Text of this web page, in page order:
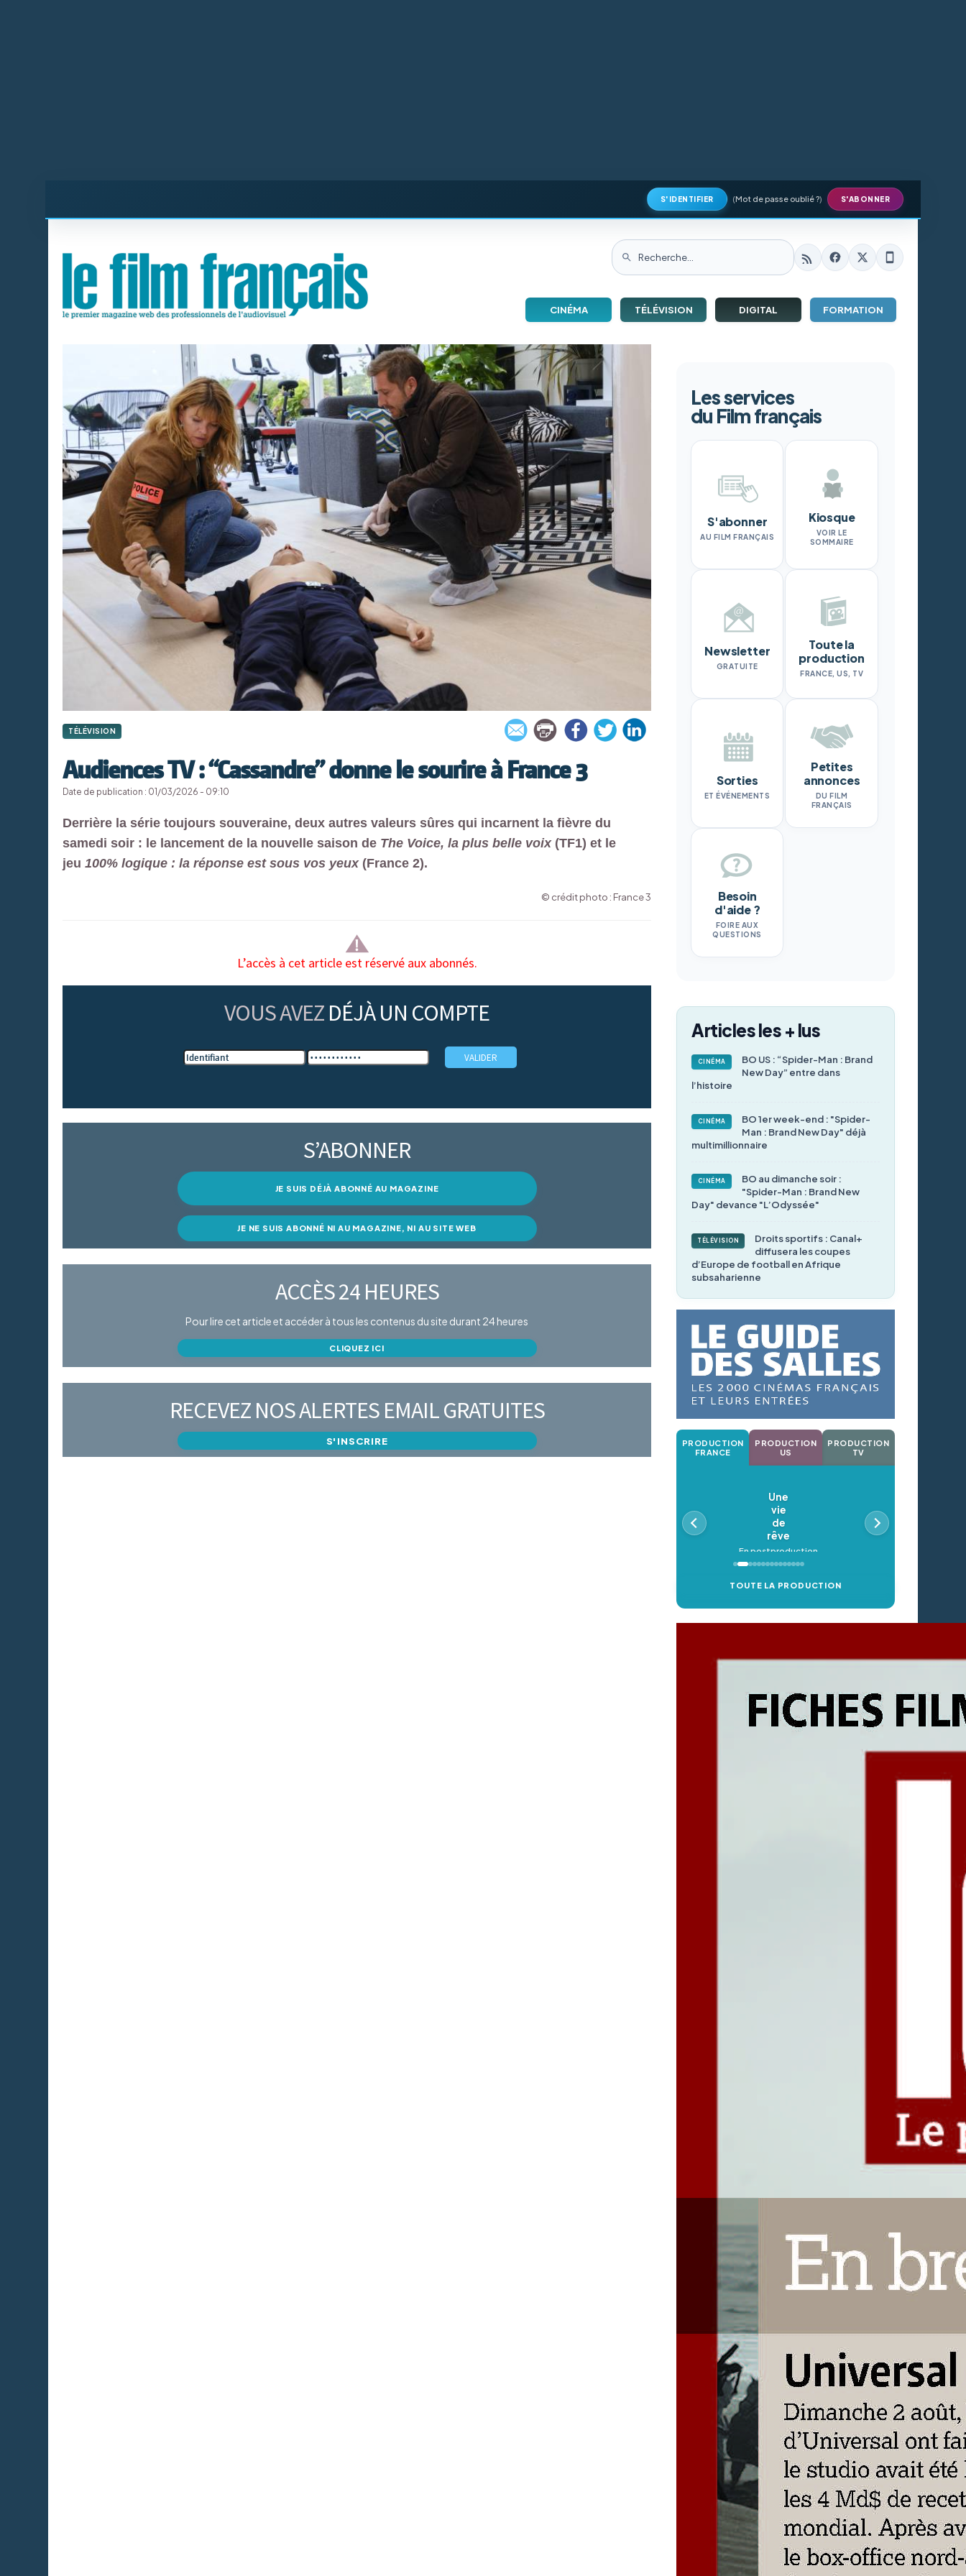
S'IDENTIFIER (Mot de passe oublié ?) S'ABONNER
CINÉMA TÉLÉVISION DIGITAL FORMATION
TÉLÉVISION
Audiences TV : “Cassandre” donne le sourire à France 3
Date de publication : 01/03/2026 - 09:10
Derrière la série toujours souveraine, deux autres valeurs sûres qui incarnent la fièvre du
samedi soir : le lancement de la nouvelle saison de The Voice, la plus belle voix(TF1) et le
jeu 100% logique : la réponse est sous vos yeux(France 2).
© crédit photo : France 3
L’accès à cet article est réservé aux abonnés.
VOUS AVEZ DÉJÀ UN COMPTE
S’ABONNER
JE SUIS DÉJÀ ABONNÉ AU MAGAZINE
JE NE SUIS ABONNÉ NI AU MAGAZINE, NI AU SITE WEB
ACCÈS 24 HEURES
Pour lire cet article et accéder à tous les contenus du site durant 24 heures
CLIQUEZ ICI
RECEVEZ NOS ALERTES EMAIL GRATUITES
S'INSCRIRE
Les services
du Film français
S'abonner
AU FILM FRANÇAIS
Kiosque
VOIR LE
SOMMAIRE
Newsletter
GRATUITE
Toute la
production
FRANCE, US, TV
Sorties
ET ÉVÉNEMENTS
Petites
annonces
DU FILM
FRANÇAIS
Besoin
d'aide ?
FOIRE AUX
QUESTIONS
Articles les + lus
CINÉMA
BO US : “Spider-Man : Brand
New Day” entre dans
l’histoire
CINÉMA
BO 1er week-end : "Spider-
Man : Brand New Day" déjà
multimillionnaire
CINÉMA
BO au dimanche soir :
"Spider-Man : Brand New
Day" devance "L’Odyssée"
TÉLÉVISION
Droits sportifs : Canal+
diffusera les coupes
d’Europe de football en Afrique
subsaharienne
PRODUCTION
FRANCE
PRODUCTION
US
PRODUCTION
TV
Une
vie
de
rêve
En postproduction
TOUTE LA PRODUCTION